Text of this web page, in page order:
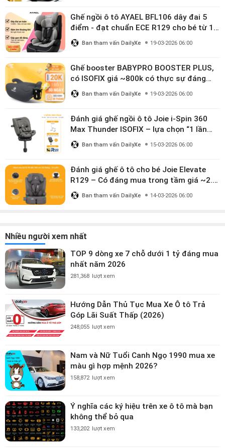
Ghế ngồi ô tô AYAEL BFL106 dây đai 5
điểm - đạt chuẩn ECE R129 cho bé từ 1–
10 tuổi
Ban tham vấn DailyXe 19-03-2026 06:00
Ghế booster BABYPRO BOOSTER PLUS,
có ISOFIX giá ~800k có thực sự đáng
mua?
Ban tham vấn DailyXe 19-03-2026 06:00
Đánh giá ghế ngồi ô tô Joie i-Spin 360
Max Thunder ISOFIX – lựa chọn “1 lần
dùng đến 12 năm” có đáng giá gần 9
triệu?
Ban tham vấn DailyXe 15-03-2026 06:00
Đánh giá ghế ô tô cho bé Joie Elevate
R129 – Có đáng mua trong tầm giá ~2.8
triệu?
Ban tham vấn DailyXe 14-03-2026 06:00
Nhiều người xem nhất
TOP 9 dòng xe 7 chỗ dưới 1 tỷ đáng mua
nhất năm 2026
281,368 lượt xem
Hướng Dẫn Thủ Tục Mua Xe Ô tô Trả
Góp Lãi Suất Thấp (2026)
248,055 lượt xem
Nam và Nữ Tuổi Canh Ngọ 1990 mua xe
màu gì hợp mệnh 2026?
158,872 lượt xem
Ý nghĩa các ký hiệu trên xe ô tô mà bạn
không thể bỏ qua
133,202 lượt xem